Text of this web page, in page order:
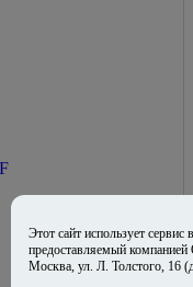
Этот сайт использует
предоставляемый
Москва, ул. Л. Толстого, 16